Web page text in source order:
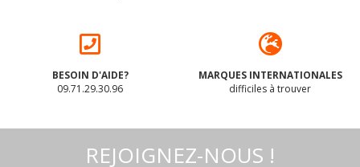
BESOIN D'AIDE?
09.71.29.30.96
MARQUES INTERNATIONALES
difficiles à trouver
REJOIGNEZ-NOUS !